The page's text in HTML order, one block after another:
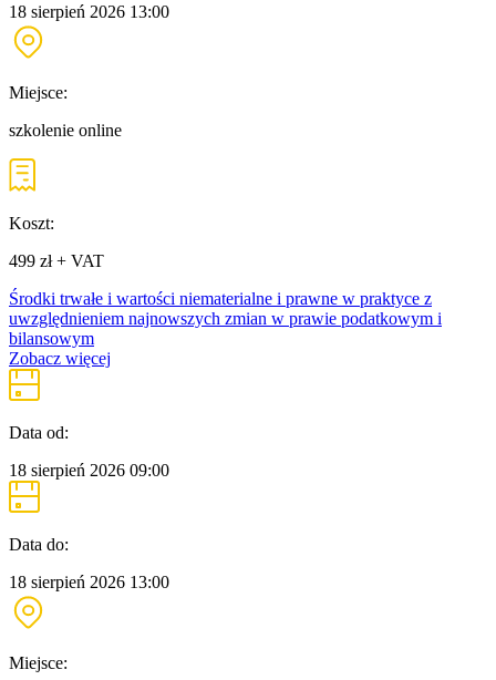
18 sierpień 2026 13:00
Miejsce:
szkolenie online
Koszt:
499 zł + VAT
Środki trwałe i wartości niematerialne i prawne w praktyce z
uwzględnieniem najnowszych zmian w prawie podatkowym i
bilansowym
Zobacz więcej
Data od:
18 sierpień 2026 09:00
Data do:
18 sierpień 2026 13:00
Miejsce: